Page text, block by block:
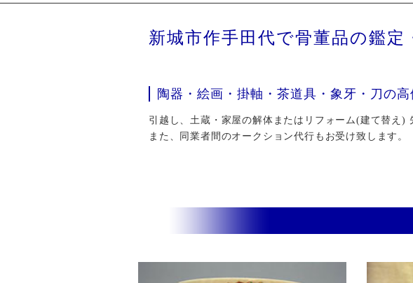
新城市作手田代で骨董品の鑑定
陶器・絵画・掛軸・茶道具・象牙・刀の高
引越し、土蔵・家屋の解体またはリフォーム(建て替え)
また、同業者間のオークション代行もお受け致します。